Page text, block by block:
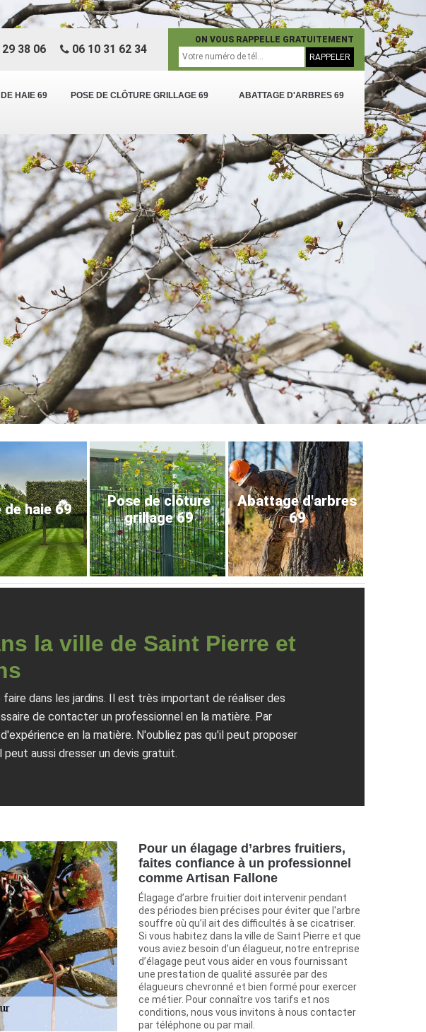
HAIE 69 POSE DE CLÔTURE GRILLAGE 69 ABATTAGE D'ARBRES 69
38 06 06 10 31 62 34
ON VOUS RAPPELLE GRATUITEMENT
de haie 69
Pose de clôture
grillage 69
Abattage d'arbres
69
la ville de Saint Pierre et
dans les jardins. Il est très important de réaliser des
de contacter un professionnel en la matière. Par
en la matière. N'oubliez pas qu'il peut proposer
aussi dresser un devis gratuit.
Pour un élagage d’arbres fruitiers,
faites confiance à un professionnel
comme Artisan Fallone
Élagage d’arbre fruitier doit intervenir pendant
des périodes bien précises pour éviter que l'arbre
souffre où qu’il ait des difficultés à se cicatriser.
Si vous habitez dans la ville de Saint Pierre et que
vous aviez besoin d’un élagueur, notre entreprise
d’élagage peut vous aider en vous fournissant
une prestation de qualité assurée par des
élagueurs chevronné et bien formé pour exercer
ce métier. Pour connaître vos tarifs et nos
conditions, nous vous invitons à nous contacter
par téléphone ou par mail.